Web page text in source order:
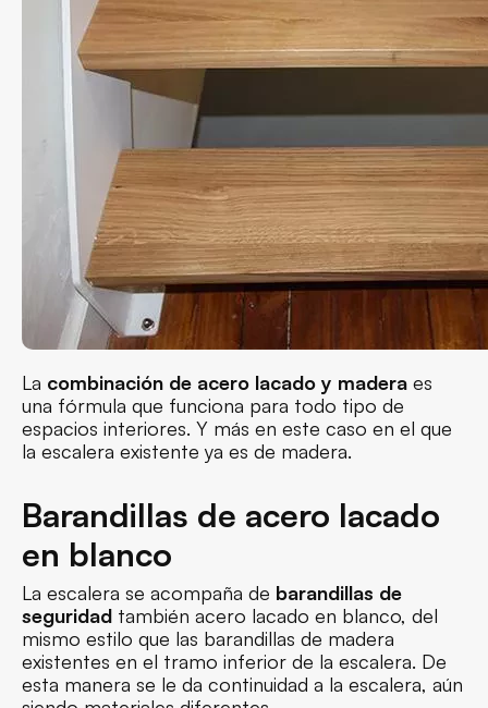
La combinación de acero lacado y madera es
una fórmula que funciona para todo tipo de
espacios interiores. Y más en este caso en el que
la escalera existente ya es de madera.
Barandillas de acero lacado
en blanco
La escalera se acompaña de barandillas de
seguridad también acero lacado en blanco, del
mismo estilo que las barandillas de madera
existentes en el tramo inferior de la escalera. De
esta manera se le da continuidad a la escalera, aún